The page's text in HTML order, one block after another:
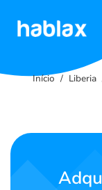
Preços
Contate-
Início Liberia